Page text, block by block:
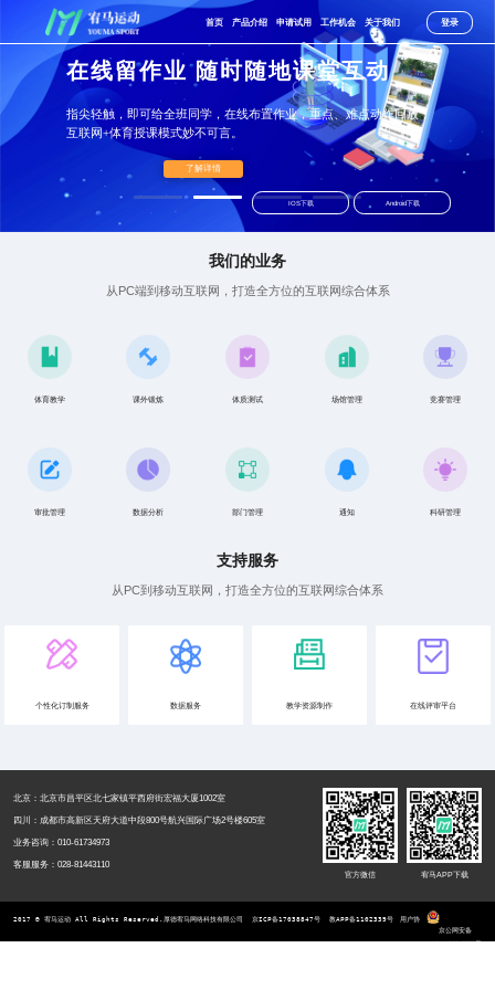
首页 产品介绍 申请试用 工作机会 关于我们 登录
在线留作业 随时随地课堂互动
指尖轻触，即可给全班同学，在线布置作业，重点、难点动作回放，
互联网+体育授课模式妙不可言。
了解详情
IOS下载 Android下载
我们的业务
从PC端到移动互联网，打造全方位的互联网综合体系
体育教学 课外锻炼 体质测试 场馆管理 竞赛管理
审批管理 数据分析 部门管理 通知 科研管理
支持服务
从PC到移动互联网，打造全方位的互联网综合体系
个性化订制服务 数据服务 教学资源制作 在线评审平台
北京：北京市昌平区北七家镇平西府街宏福大厦1002室
四川：成都市高新区天府大道中段800号航兴国际广场2号楼605室
业务咨询：010-61734973
客服服务：028-81443110
官方微信
宥马APP下载
2017 © 宥马运动 All Rights Reserved.厚德宥马网络科技有限公司 京ICP备17038847号
  教APP备1102339号
用户协
京公网安备
11011402010539号